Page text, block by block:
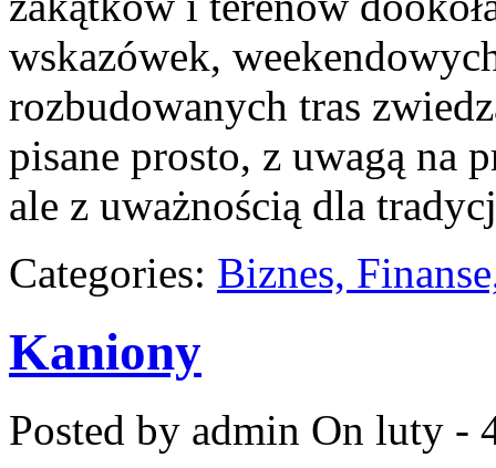
wskazówek,
rozbudowanych tras
pisane prosto, z uwagą na
ale z uważnością dla
Categories: Biznes,
Kaniony
Posted by admin On luty -